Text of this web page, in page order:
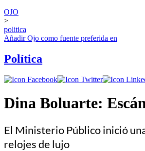
OJO
>
politica
AñadirOjo como fuente preferida en
Política
Dina Boluarte:
El Ministerio Público inició
relojes de lujo